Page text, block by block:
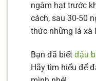
ngâm hạt trước
cách, sau 30-50
thức những lá xà
Bạn đã biết đậu
Hãy tìm hiểu để